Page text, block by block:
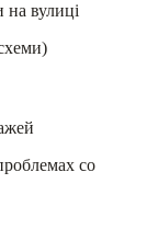
на вулиці
со